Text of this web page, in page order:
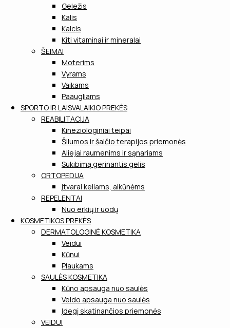
Geležis
Kalis
Kalcis
Kiti vitaminai ir mineralai
ŠEIMAI
Moterims
Vyrams
Vaikams
Paaugliams
SPORTO IR LAISVALAIKIO PREKĖS
REABILITACIJA
Kineziologiniai teipai
Šilumos ir šalčio terapijos priemonės
Aliejai raumenims ir sąnariams
Sukibimą gerinantis gelis
ORTOPEDIJA
Įtvarai keliams, alkūnėms
REPELENTAI
Nuo erkių ir uodų
KOSMETIKOS PREKĖS
DERMATOLOGINĖ KOSMETIKA
Veidui
Kūnui
Plaukams
SAULĖS KOSMETIKA
Kūno apsauga nuo saulės
Veido apsauga nuo saulės
Įdegį skatinančios priemonės
VEIDUI